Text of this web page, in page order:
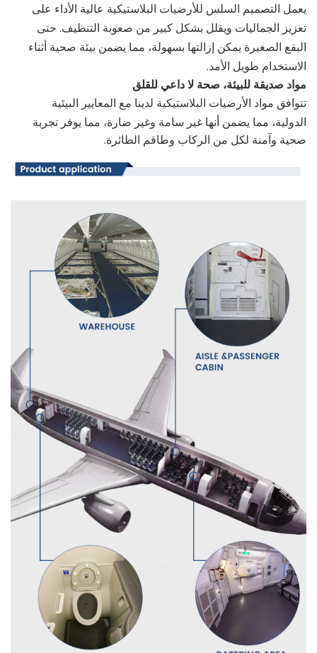
يعمل التصميم السلس للأرضيات البلاستيكية عالية الأداء على
تعزيز الجماليات ويقلل بشكل كبير من صعوبة التنظيف. حتى
البقع الصغيرة يمكن إزالتها بسهولة، مما يضمن بيئة صحية أثناء
الاستخدام طويل الأمد.
مواد صديقة للبيئة، صحة لا داعي للقلق
تتوافق مواد الأرضيات البلاستيكية لدينا مع المعايير البيئية
الدولية، مما يضمن أنها غير سامة وغير ضارة، مما يوفر تجربة
صحية وآمنة لكل من الركاب وطاقم الطائرة.